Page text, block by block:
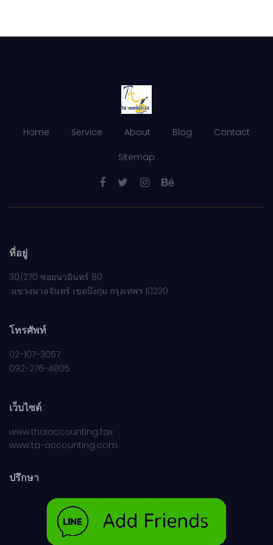
Home Service About Blog Contact
Sitemap
ที่อยู่
30/270 ซอยนวมินทร์ 80
แขวงนวลจันทร์ เขตบึงกุ่ม กรุงเทพฯ 10230
โทรศัพท์
02-107-3057
092-276-4805
เว็บไซต์
www.thaiaccounting.tax
www.ta-accounting.com
ปรึกษา